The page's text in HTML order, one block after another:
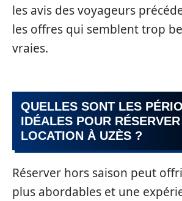
les avis des voyageurs
les offres qui semblent trop
vraies.
QUELLES SONT LES
IDÉALES POUR
LOCATION À UZÈS ?
Réserver hors saison peut
plus abordables et une